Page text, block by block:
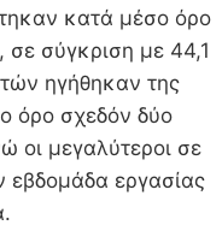
κατά μέσο όρο
σύγκριση με 44,1
ηγήθηκαν της
όρο σχεδόν δύο
οι μεγαλύτεροι σε
εβδομάδα εργασίας